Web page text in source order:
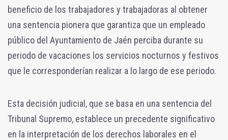
beneficio de los trabajadores y trabajadoras al obtener
una sentencia pionera que garantiza que un empleado
público del Ayuntamiento de Jaén perciba durante su
periodo de vacaciones los servicios nocturnos y festivos
que le corresponderían realizar a lo largo de ese periodo.
Esta decisión judicial, que se basa en una sentencia del
Tribunal Supremo, establece un precedente significativo
en la interpretación de los derechos laborales en el